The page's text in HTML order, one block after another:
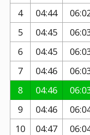
4
04:44
5
04:45
6
04:45
7
04:46
8
04:46
9
04:46
10
04:47